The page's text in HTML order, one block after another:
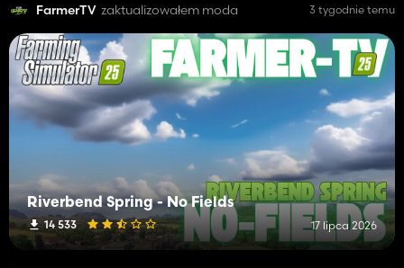
FarmerTV zaktualizowałem moda 3 tygodnie temu
Riverbend Spring - No Fields
14 533 17 lipca 2026